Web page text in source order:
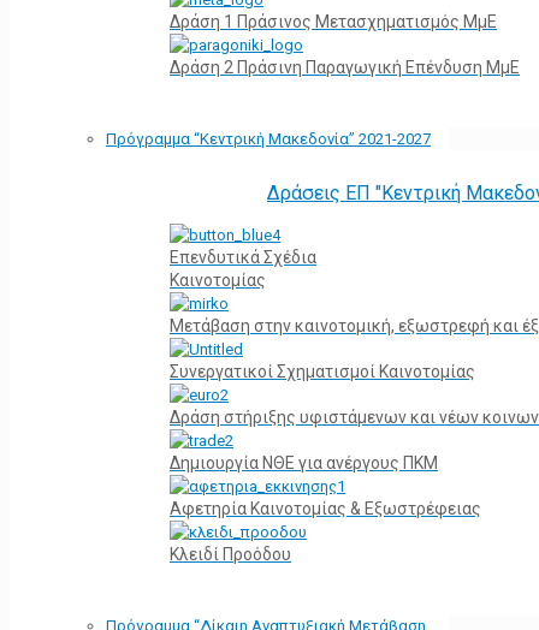
Δράση 1 Πράσινος Μετασχηματισμός ΜμΕ
Δράση 2 Πράσινη Παραγωγική Επένδυση ΜμΕ
Πρόγραμμα “Κεντρική Μακεδονία” 2021-2027
Δράσεις ΕΠ "Κεντρική
Επενδυτικά Σχέδια
Καινοτομίας
Μετάβαση στην καινοτομική, εξωστρεφή και
Συνεργατικοί Σχηματισμοί Καινοτομίας
Δράση στήριξης υφιστάμενων και νέων
Δημιουργία ΝΘΕ για ανέργους ΠΚΜ
Αφετηρία Kαινοτομίας & Εξωστρέφειας
Κλειδί Προόδου
Πρόγραμμα “Δίκαιη Αναπτυξιακή Μετάβαση